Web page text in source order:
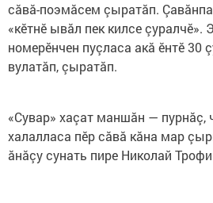
сăвă-поэмăсем çыратăп.
«кӗтнӗ ывăл пек килсе çуралчӗ».
номерӗнчен пуçласа акă ӗнтӗ 30
вулатăп, çыратăп.
«Сувар» хаçат маншăн — пурнăç,
халалласа пӗр сăвă кăна мар
ăнăçу сунать пире Николай